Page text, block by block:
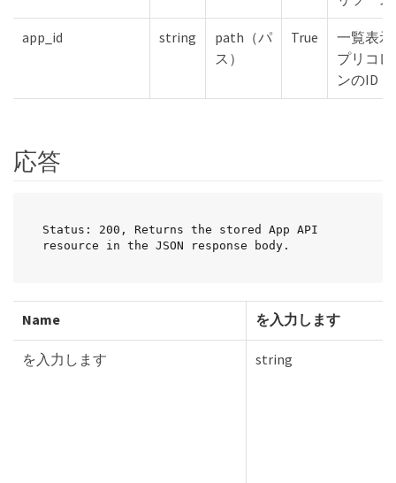
app_id string
path（パ
ス）
True
一覧表
プリコ
ンのID
応答
Status: 200, Returns the stored App API
resource in the JSON response body.
Name を入力します
を入力します string